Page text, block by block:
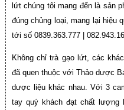
lứt chúng tôi mang đến là sản
đúng chủng loại, mang lại hiệu
tới số 0839.363.777 |
Không chỉ trà gạo lứt, các
đã quen thuộc với Thảo dược
dược liệu khác nhau. Với 3
tay quý khách đạt chất lượng